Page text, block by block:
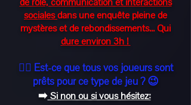
socialesdans une enquête pleine de
mystères et de rebondissements... Qui
dure environ 3h !
👉🏽 Est-ce que tous vos joueurs sont
prêts pour ce type de jeu ? 😉
➡️Si non ou si vous hésitez: